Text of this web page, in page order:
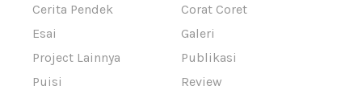
Cerita Pendek
Corat Coret
Esai
Galeri
Project Lainnya
Publikasi
Puisi
Review